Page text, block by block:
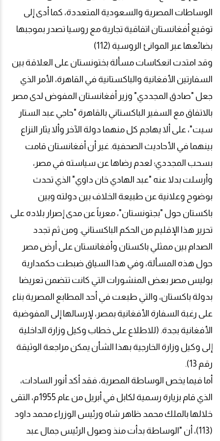
الوساطات المصرية والسعودية المتعددة، كما أدى إلى
توقيع أفغانستان اتفاقية تجارية مع روسيا تصدر بموجبها
بضائعها عبر الموانئ الروسية (112)
وقد امتدت انعكاسات مسألة بختونستان على العلاقة بين
السفارتين الأفغانية والباكستانية في القاهرة، الأمر الذي
جعل "صادق المجددي" وزير أفغانستان المفوض لدى مصر
بالاتفاق مع السفير الباكستاني بالقاهرة "حاجي عبد الستار
سيت"، على ألا يهاجم كل منهما دولة الآخر وألا يثار النزاع
بينهما في الأحاديث الصحفية. غير أن أفغانستان قامت
بسحب المجددي؛ لعدم رضاها عن سياسته في مصر،
وأرسلت بدلا عنه "عبد الهادي خان داوي" الذي تحدث
بوضوح وعلانية عن طبيعة الخلاف بين دولته وبين
باكستان حول "بجتونستان"، معرباً عن مدى إصرار بلاده على
تحرير هذا الإقليم من الحكم الباكستاني. ومن ثم تجدد
الصدام بين ممثلي باكستان وأفغانستان على أرض مصر
حول هذه المسألة، وفي هذا السياق ضبطت حكمدارية
بوليس مصر بعض المنشورات التي كانت تتضمن تعريضا
بدولة باكستان، والتي طبعت في أحد المطابع المصرية بناء
على رغبة السفارة الأفغانية بمصر، لإرسالها إلى المفوضية
الأفغانية بجدة. (للاطلاع على خطاب وكيل وزارة الداخلية
إلى وكيل وزارة الخارجية بهذا الشأن يمكن مراجعة الوثيقة
رقم 13).
أما فيما يخص الوساطة المصرية، فقد أكد أنور السادات،
الذي قام بزيارة رسمية لكابل في أبريل من عام 1955م، التقى
خلالها بالملك محمد ظاهر شاه ورئيس الوزراء محمد داود
(113)، أن "الوساطة بدأت منذ وصول الرئيس جمال عبد